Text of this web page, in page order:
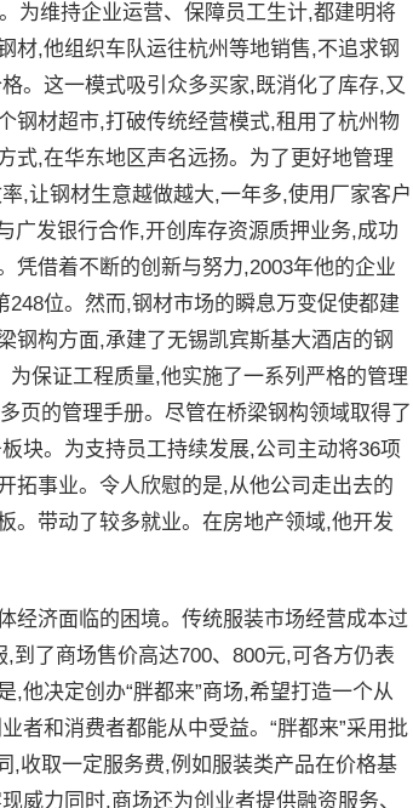
为维持企业运营、保障员工生计,都建明将
材,他组织车队运往杭州等地销售,不追求钢
。这一模式吸引众多买家,既消化了库存,又
钢材超市,打破传统经营模式,租用了杭州物
式,在华东地区声名远扬。为了更好地管理
,让钢材生意越做越大,一年多,使用厂家客户
广发银行合作,开创库存资源质押业务,成功
凭借着不断的创新与努力,2003年他的企业
位。然而,钢材市场的瞬息万变促使都建
钢构方面,承建了无锡凯宾斯基大酒店的钢
保证工程质量,他实施了一系列严格的管理
页的管理手册。尽管在桥梁钢构领域取得了
块。为支持员工持续发展,公司主动将36项
拓事业。令人欣慰的是,从他公司走出去的
。带动了较多就业。在房地产领域,他开发
经济面临的困境。传统服装市场经营成本过
到了商场售价高达700、800元,可各方仍表
他决定创办“胖都来”商场,希望打造一个从
者和消费者都能从中受益。“胖都来”采用批
,收取一定服务费,例如服装类产品在价格基
威力同时,商场还为创业者提供融资服务、